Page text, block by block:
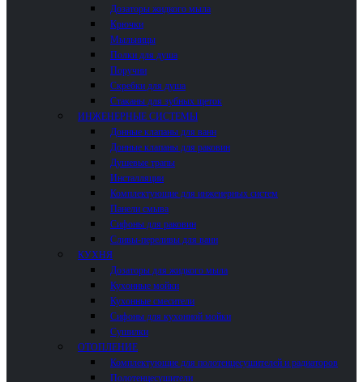
Дозаторы жидкого мыла
Крючки
Мыльницы
Полки для душа
Поручни
Скребки для душа
Стаканы для зубных щеток
ИНЖЕНЕРНЫЕ СИСТЕМЫ
Донные клапаны для ванн
Донные клапаны для раковин
Душевые трапы
Инсталляции
Комплектующие для инженерных систем
Панели смыва
Сифоны для раковин
Сливы-переливы для ванн
КУХНЯ
Дозаторы для жидкого мыла
Кухонные мойки
Кухонные смесители
Сифоны для кухонной мойки
Сушилки
ОТОПЛЕНИЕ
Комплектующие для полотенцесушителей и радиаторов
Полотенцесушители